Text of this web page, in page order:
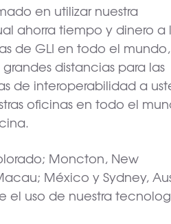
en utilizar nuestra
ahorra tiempo y dinero a
de GLI en todo el mundo,
distancias para las
de interoperabilidad a
oficinas en todo el
Moncton, New
México y Sydney,
uso de nuestra